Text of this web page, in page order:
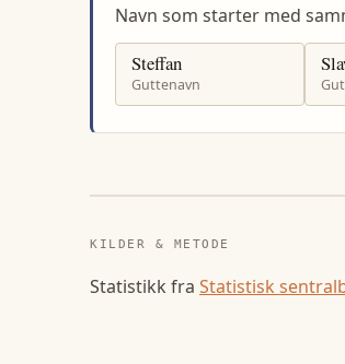
Navn som starter med
Steffan
Guttenavn
KILDER & METODE
Statistikk fra Statistisk